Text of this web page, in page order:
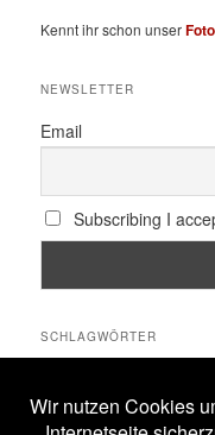
Kennt ihr schon unser
NEWSLETTER
Email
Subscribing I
SCHLAGWÖRTER
Blutengel